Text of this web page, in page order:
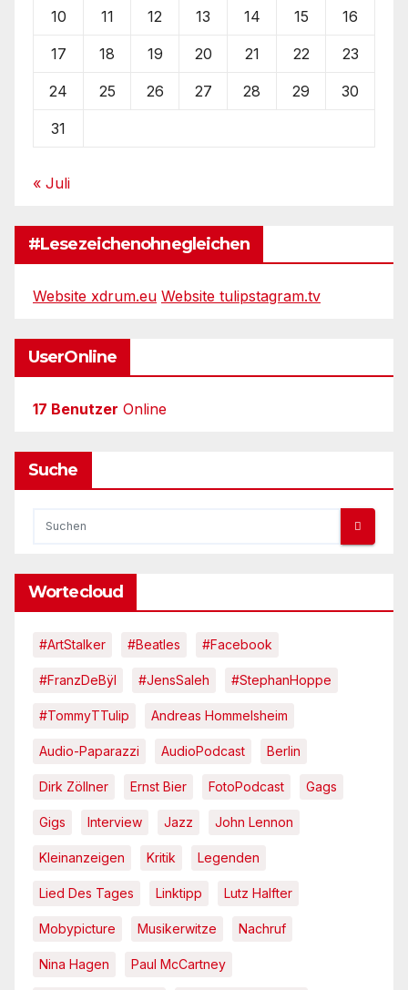
10 11 12 13 14 15 16
17 18 19 20 21 22 23
24 25 26 27 28 29 30
31
« Juli
#Lesezeichenohnegleichen
Website xdrum.eu Website tulipstagram.tv
UserOnline
17 Benutzer Online
Suche
Wortecloud
#ArtStalker #Beatles #Facebook
#FranzDeBÿl #JensSaleh #StephanHoppe
#TommyTTulip Andreas Hommelsheim
Audio-Paparazzi AudioPodcast Berlin
Dirk Zöllner Ernst Bier FotoPodcast Gags
Gigs Interview Jazz John Lennon
Kleinanzeigen Kritik Legenden
Lied Des Tages Linktipp Lutz Halfter
Mobypicture Musikerwitze Nachruf
Nina Hagen Paul McCartney